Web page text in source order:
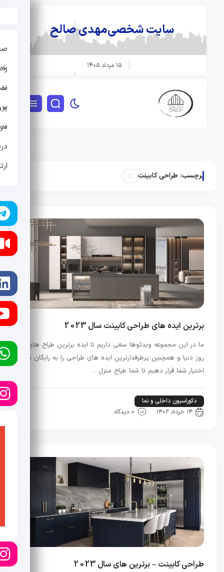
سایت شخصیمهدی صالح
برچسب:طراحی کابینت
برترین ایده های طراحی کابینت سال 2023
ما در این مجموعه ویدئوها سعی داریم تا ایده برترین طراح های
روز دنیا و همچنین پرطرفدارترین ایده های طراحی را به رایگان در
اختیار شما قرار دهیم تا شما طراح منزل …
دکوراسیون داخلی و نما
۱۴ خرداد ۱۴۰۲
0 دیدگاه
طراحی کابینت – برترین های سال 2023